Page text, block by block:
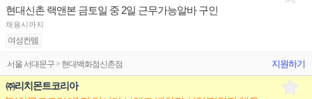
현대신촌 랙앤본 금토일 중 2일 근무가능알바 구인
채용시까지
여성컨템
서울 서대문구 > 현대백화점신촌점 지원하기
㈜리치몬트코리아